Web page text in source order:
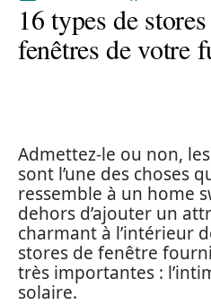
16 types de
fenêtres de votre
Admettez-le ou non,
sont l’une des choses
ressemble à un home
dehors d’ajouter un
charmant à l’intérieur
stores de fenêtre
très importantes :
solaire.